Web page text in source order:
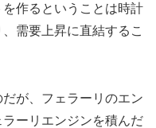
作るということは時計
需要上昇に直結するこ
が、フェラーリのエン
ーリエンジンを積んだ